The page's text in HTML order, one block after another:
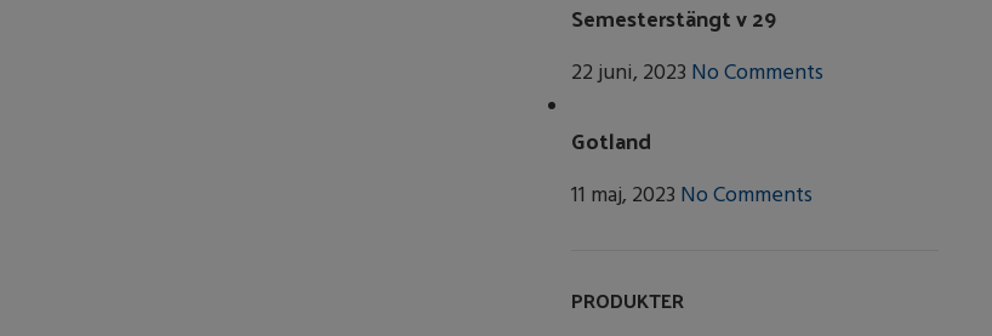
Semesterstängt v 29
22 juni, 2023 No Comments
Gotland
11 maj, 2023 No Comments
PRODUKTER